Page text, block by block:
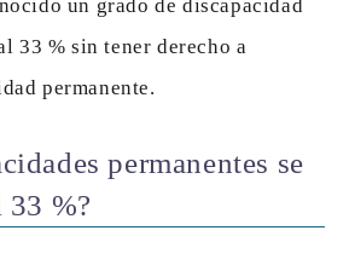
un grado de discapacidad
33 % sin tener derecho a
permanente.
permanentes se
33 %?